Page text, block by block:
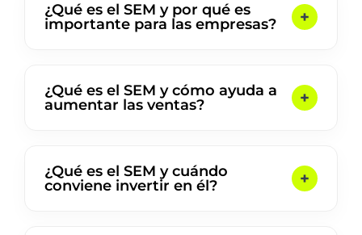
¿Qué es el SEM y por qué es
importante para las empresas?
¿Qué es el SEM y cómo ayuda a
aumentar las ventas?
¿Qué es el SEM y cuándo
conviene invertir en él?